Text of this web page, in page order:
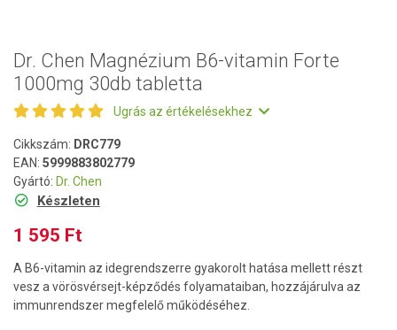
Dr. Chen Magnézium B6-vitamin Forte
1000mg 30db tabletta
Ugrás az értékelésekhez
Cikkszám: DRC779
EAN: 5999883802779
Gyártó: Dr. Chen
Készleten
1 595 Ft
A B6-vitamin az idegrendszerre gyakorolt hatása mellett részt
vesz a vörösvérsejt-képződés folyamataiban, hozzájárulva az
immunrendszer megfelelő működéséhez.